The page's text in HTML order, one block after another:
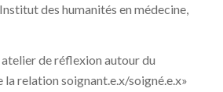
Institut des humanités en médecine,
atelier de réflexion autour du
la relation soignant.e.x/soigné.e.x»